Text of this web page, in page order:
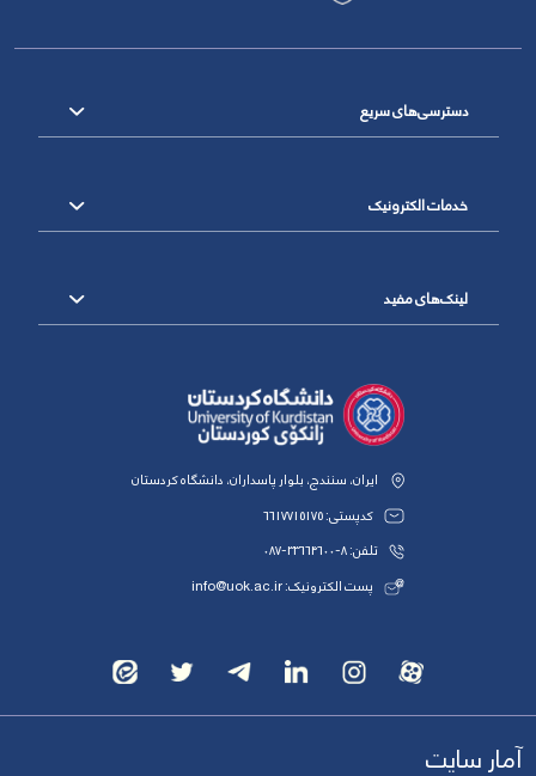
دسترسی‌های سریع
خدمات الکترونیک
لینک‌های مفید
ایران، سنندج، بلوار پاسداران، دانشگاه کردستان
کدپستی: 6617715175
تلفن: 8-33664600-087
پست الکترونیک: info@uok.ac.ir
آمار سایت